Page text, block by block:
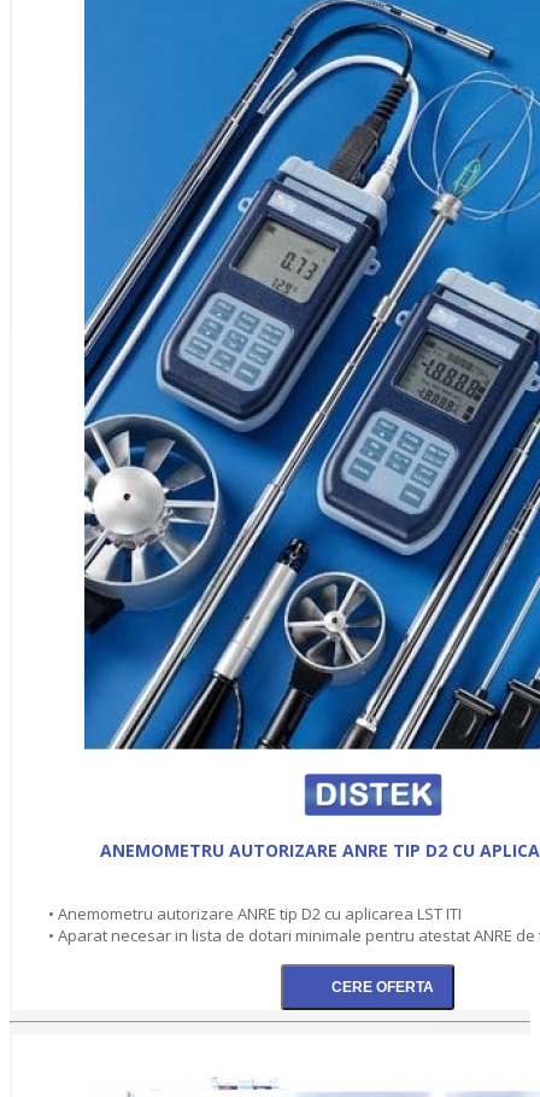
ANEMOMETRU AUTORIZARE ANRE TIP D2 CU
• Anemometru autorizare ANRE tip D2 cu aplicarea LST ITI
• Aparat necesar in lista de dotari minimale pentru atestat ANRE de